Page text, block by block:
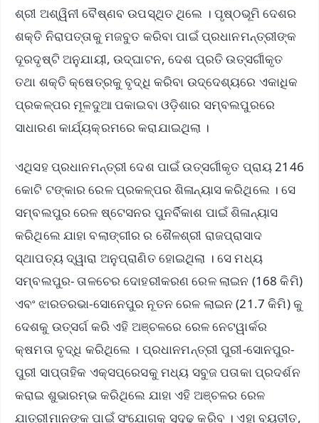
ଶ୍ରୀ ଅଶ୍ୱିନୀ ବୈଷ୍ଣବ ଉପସ୍ଥିତ ଥିଲେ । ପୃଷ୍ଠଭୂମି ଦେଶର
ଶକ୍ତି ନିରାପତ୍ତାକୁ ମଜବୁତ କରିବା ପାଇଁ ପ୍ରଧାନମନ୍ତ୍ରୀଙ୍କ
ଦୂରଦୃଷ୍ଟି ଅନୁଯାୟୀ, ଉଦ୍ଘାଟନ, ଦେଶ ପ୍ରତି ଉତ୍ସର୍ଗୀକୃତ
ତଥା ଶକ୍ତି କ୍ଷେତ୍ରକୁ ବୃଦ୍ଧି କରିବା ଉଦ୍ଦେଶ୍ୟରେ ଏକାଧିକ
ପ୍ରକଳ୍ପର ମୂଳଦୁଆ ପକାଇବା ଓଡ଼ିଶାର ସମ୍ବଲପୁରରେ
ସାଧାରଣ କାର୍ଯ୍ୟକ୍ରମରେ କରାଯାଇଥିଲା ।
ଏଥିସହ ପ୍ରଧାନମନ୍ତ୍ରୀ ଦେଶ ପାଇଁ ଉତ୍ସର୍ଗୀକୃତ ପ୍ରାୟ 2146
କୋଟି ଟଙ୍କାର ରେଳ ପ୍ରକଳ୍ପର ଶିଳାନ୍ୟାସ କରିଥିଲେ । ସେ
ସମ୍ବଲପୁର ରେଳ ଷ୍ଟେସନର ପୁନର୍ବିକାଶ ପାଇଁ ଶିଳାନ୍ୟାସ
କରିଥିଲେ ଯାହା ବଲାଙ୍ଗୀର ର ଶୈଳଶ୍ରୀ ରାଜପ୍ରାସାଦ
ସ୍ଥାପତ୍ୟ ଦ୍ୱାରା ଅନୁପ୍ରାଣିତ ହୋଇଥିଲା । ସେ ମଧ୍ୟ
ସମ୍ବଲପୁର- ତାଳଚେର ଦୋହରୀକରଣ ରେଳ ଲାଇନ (168 କିମି)
ଏବଂ ଝାରତରଭା-ସୋନେପୁର ନୂତନ ରେଳ ଲାଇନ (21.7 କିମି) କୁ
ଦେଶକୁ ଉତ୍ସର୍ଗ କରି ଏହି ଅଞ୍ଚଳରେ ରେଳ ନେଟୱାର୍କର
କ୍ଷମତା ବୃଦ୍ଧି କରିଥିଲେ । ପ୍ରଧାନମନ୍ତ୍ରୀ ପୁରୀ-ସୋନପୁର-
ପୁରୀ ସାପ୍ତାହିକ ଏକ୍ସପ୍ରେସକୁ ମଧ୍ୟ ସବୁଜ ପତାକା ପ୍ରଦର୍ଶନ
କରାଇ ଶୁଭାରମ୍ଭ କରିଥିଲେ ଯାହା ଏହି ଅଞ୍ଚଳର ରେଳ
ଯାତ୍ରୀମାନଙ୍କ ପାଇଁ ସଂଯୋଗକୁ ସୁଦୃଢ କରିବ । ଏହା ବ୍ୟତୀତ,